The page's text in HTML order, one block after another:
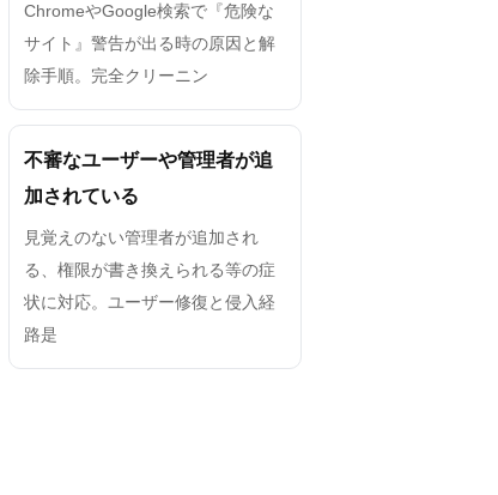
ChromeやGoogle検索で『危険な
サイト』警告が出る時の原因と解
除手順。完全クリーニン
不審なユーザーや管理者が追
加されている
見覚えのない管理者が追加され
る、権限が書き換えられる等の症
状に対応。ユーザー修復と侵入経
路是